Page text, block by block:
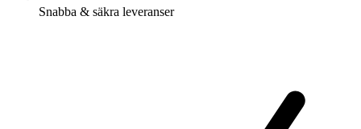
Snabba & säkra leveranser